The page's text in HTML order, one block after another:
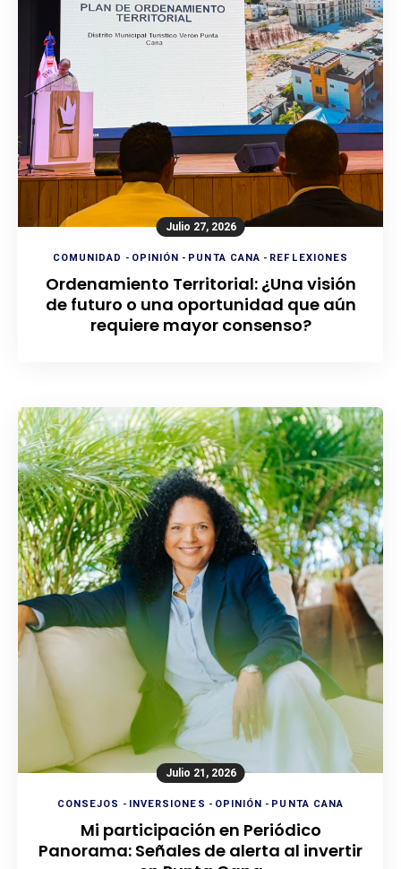
Julio 27, 2026
COMUNIDAD - OPINIÓN - PUNTA CANA - REFLEXIONES
Ordenamiento Territorial: ¿Una visión
de futuro o una oportunidad que aún
requiere mayor consenso?
Julio 21, 2026
CONSEJOS - INVERSIONES - OPINIÓN - PUNTA CANA
Mi participación en Periódico
Panorama: Señales de alerta al invertir